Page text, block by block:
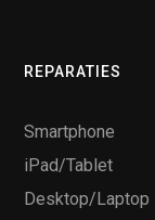
REPARATIES
Smartphone
iPad/Tablet
Desktop/Laptop